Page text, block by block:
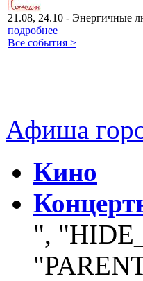
21.08, 24.10 - Энергичные
подробнее
Все события >
Афиша
Кино
",